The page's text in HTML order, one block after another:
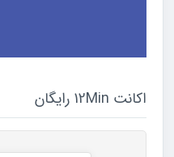
اکانت 12Min رایگان